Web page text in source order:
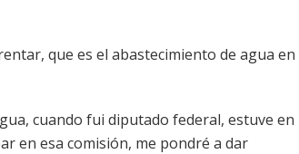
que es el abastecimiento de agua en
cuando fui diputado federal, estuve en
en esa comisión, me pondré a dar